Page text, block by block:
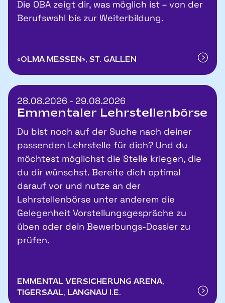
Die OBA zeigt dir, was möglich ist – von der
Berufswahl bis zur Weiterbildung.
«OLMA MESSEN», ST. GALLEN
28.08.2026 - 29.08.2026
Emmentaler Lehrstellenbörse
Du bist noch auf der Suche nach deiner
passenden Lehrstelle für dich? Und du
möchtest möglichst die Stelle kriegen, die
du dir wünschst. Bereite dich optimal
darauf vor und nutze an der
Lehrstellenbörse unter anderem die
Gelegenheit Vorstellungsgespräche zu
üben oder dein Bewerbungs-Dossier zu
prüfen.
EMMENTAL VERSICHERUNG ARENA,
TIGERSAAL, LANGNAU I.E.